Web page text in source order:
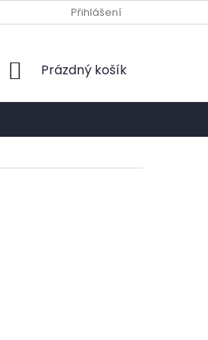
A KONTAKTNÍ MÍSTO
Přihlášení
NÁKUPNÍ
Prázdný košík